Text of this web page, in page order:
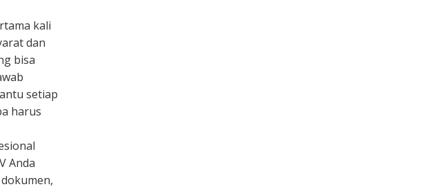
kali
dan
bisa
setiap
harus
Anda